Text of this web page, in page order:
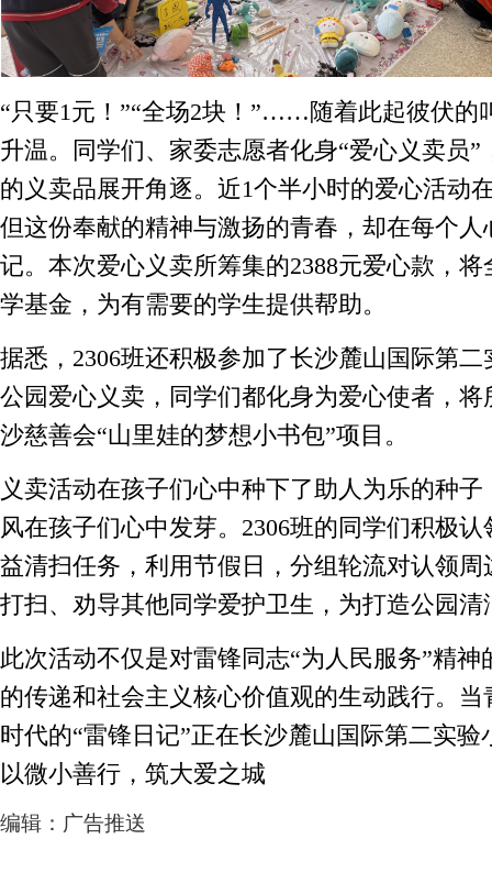
“只要1元！”“全场2块！”……随着此起彼伏的
升温。同学们、家委志愿者化身“爱心义卖员
的义卖品展开角逐。近1个半小时的爱心活动
但这份奉献的精神与激扬的青春，却在每个
记。本次爱心义卖所筹集的2388元爱心款，
学基金，为有需要的学生提供帮助。
据悉，2306班还积极参加了长沙麓山国际第
公园爱心义卖，同学们都化身为爱心使者，
沙慈善会“山里娃的梦想小书包”项目。
义卖活动在孩子们心中种下了助人为乐的种
风在孩子们心中发芽。2306班的同学们积极
益清扫任务，利用节假日，分组轮流对认领
打扫、劝导其他同学爱护卫生，为打造公园
此次活动不仅是对雷锋同志“为人民服务”精
的传递和社会主义核心价值观的生动践行。
时代的“雷锋日记”正在长沙麓山国际第二实
以微小善行，筑大爱之城
编辑：广告推送